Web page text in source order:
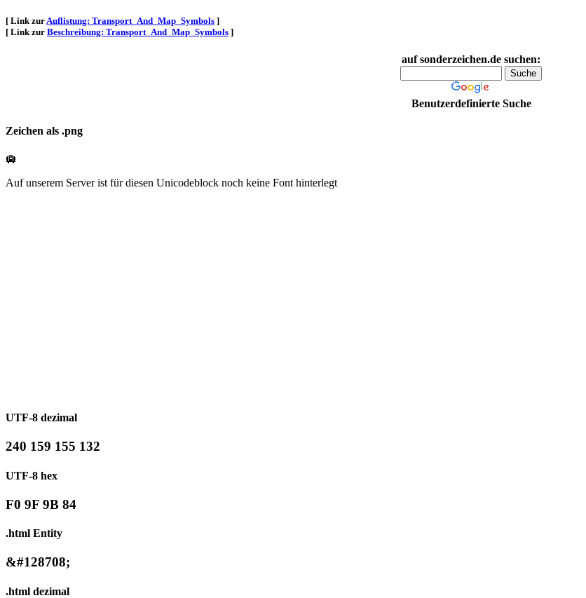
[ Link zurAuflistung: Transport_And_Map_Symbols ]
[ Link zur Beschreibung: Transport_And_Map_Symbols ]
auf sonderzeichen.de suchen:
Benutzerdefinierte Suche
Zeichen als .png
🛄
Auf unserem Server ist für diesen Unicodeblock noch keine Font hinterlegt
UTF-8 dezimal
240 159 155 132
UTF-8 hex
F0 9F 9B 84
.html Entity
&#128708;
.html dezimal